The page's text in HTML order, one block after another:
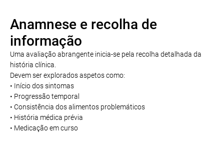
Anamnese e recolha de
informação
Uma avaliação abrangente inicia-se pela recolha detalhada da
história clínica.
Devem ser explorados aspetos como:
• Início dos sintomas
• Progressão temporal
• Consistência dos alimentos problemáticos
• História médica prévia
• Medicação em curso